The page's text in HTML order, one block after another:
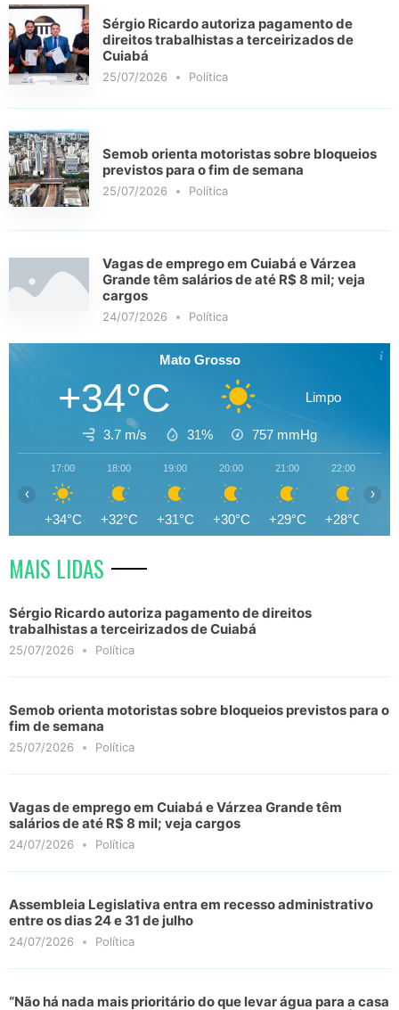
Sérgio Ricardo autoriza pagamento de
direitos trabalhistas a terceirizados de
Cuiabá
25/07/2026 Política
Semob orienta motoristas sobre bloqueios
previstos para o fim de semana
25/07/2026 Política
Vagas de emprego em Cuiabá e Várzea
Grande têm salários de até R$ 8 mil; veja
cargos
24/07/2026 Política
Mato Grosso
+34°C Limpo
3.7 m/s 31% 757 mmHg
17:00
+34°C
18:00
+32°C
19:00
+31°C
20:00
+30°C
21:00
+29°C
22:00
+28°C
‹ ›
MAIS LIDAS
Sérgio Ricardo autoriza pagamento de direitos
trabalhistas a terceirizados de Cuiabá
25/07/2026 Política
Semob orienta motoristas sobre bloqueios previstos para o
fim de semana
25/07/2026 Política
Vagas de emprego em Cuiabá e Várzea Grande têm
salários de até R$ 8 mil; veja cargos
24/07/2026 Política
Assembleia Legislativa entra em recesso administrativo
entre os dias 24 e 31 de julho
24/07/2026 Política
“Não há nada mais prioritário do que levar água para a casa